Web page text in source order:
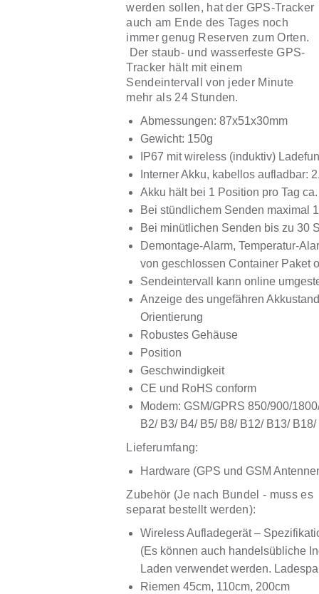
werden sollen, hat der GPS-Tracker
auch am Ende des Tages noch
immer genug Reserven zum Orten.
Der staub- und wasserfeste GPS-
Tracker hält mit einem
Sendeintervall von jeder Minute
mehr als 24 Stunden.
Abmessungen: 87x51x30mm
Gewicht: 150g
IP67 mit wireless (induktiv)
Interner Akku, kabellos aufladbar:
Akku hält bei 1 Position pro Tag
Bei stündlichem Senden maximal
Bei minütlichen Senden bis zu 30
Demontage-Alarm, Temperatur-
von geschlossen Container Paket
Sendeintervall kann online
Anzeige des ungefähren
Orientierung
Robustes Gehäuse
Position
Geschwindigkeit
CE und RoHS conform
Modem: GSM/GPRS 850/900/
B2/ B3/ B4/ B5/ B8/ B12/ B13/
Lieferumfang:
Hardware (GPS und GSM
Zubehör (Je nach Bundel - muss es
separat bestellt werden):
Wireless Aufladegerät –
(Es können auch handelsübliche
Laden verwendet werden.
Riemen 45cm, 110cm, 200cm